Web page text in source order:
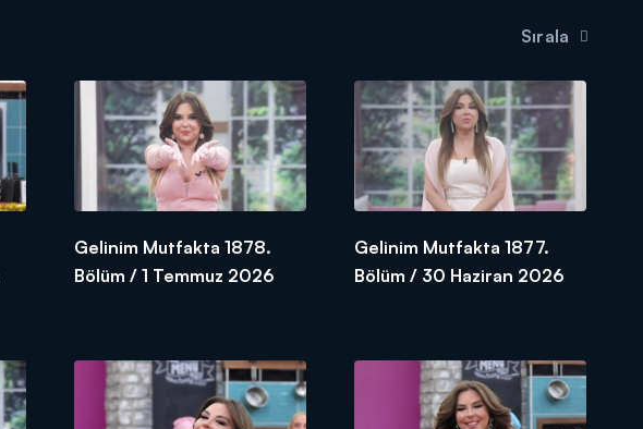
Sırala
Gelinim Mutfakta 1878.
Bölüm / 1 Temmuz 2026
Gelinim Mutfakta 1877.
Bölüm / 30 Haziran 2026